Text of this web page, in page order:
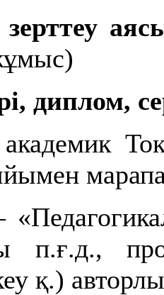
диплом,
п.ғ.д.,
қ.)